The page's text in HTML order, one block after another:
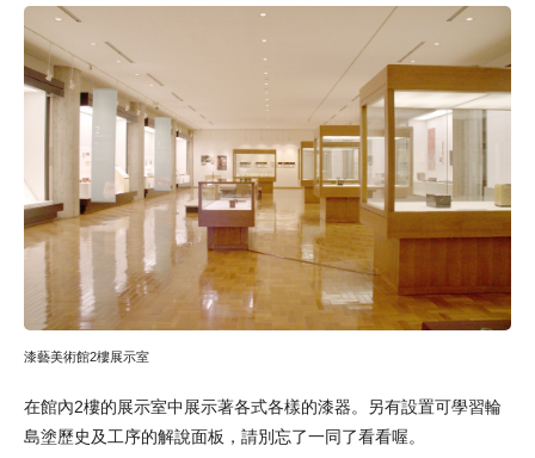
漆藝美術館2樓展示室
在館內2樓的展示室中展示著各式各樣的漆器。另有設置可學習輪
島塗歷史及工序的解說面板，請別忘了一同了看看喔。